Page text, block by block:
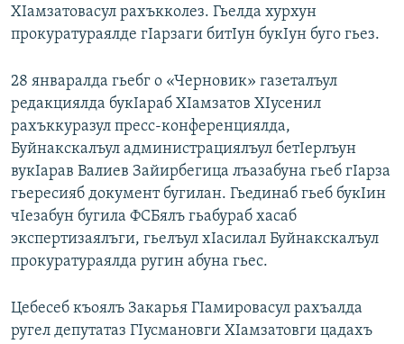
ХIамзатовасул рахъкколез. Гьелда хурхун
прокуратураялде гIарзаги битIун букIун буго гьез.
28 январалда гьебг о «Черновик» газеталъул
редакциялда букIараб ХIамзатов ХIусенил
рахъккуразул пресс-конференциялда,
Буйнакскалъул администрациялъул бетIерлъун
вукIарав Валиев Зайирбегица лъазабуна гьеб гIарза
гьересияб документ бугилан. Гьединаб гьеб букIин
чIезабун бугила ФСБялъ гьабураб хасаб
экспертизаялъги, гьелъул хIасилал Буйнакскалъул
прокуратураялда ругин абуна гьес.
Цебесеб къоялъ Закарья ГIамировасул рахъалда
ругел депутатаз ГIусмановги ХIамзатовги цадахъ